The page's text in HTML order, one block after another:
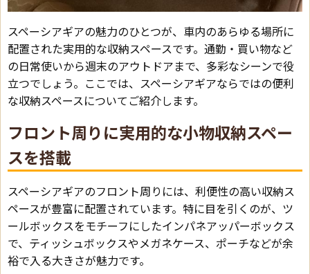
スペーシアギアの魅力のひとつが、車内のあらゆる場所に
配置された実用的な収納スペースです。通勤・買い物など
の日常使いから週末のアウトドアまで、多彩なシーンで役
立つでしょう。ここでは、スペーシアギアならではの便利
な収納スペースについてご紹介します。
フロント周りに実用的な小物収納スペー
スを搭載
スペーシアギアのフロント周りには、利便性の高い収納ス
ペースが豊富に配置されています。特に目を引くのが、ツ
ールボックスをモチーフにしたインパネアッパーボックス
で、ティッシュボックスやメガネケース、ポーチなどが余
裕で入る大きさが魅力です。